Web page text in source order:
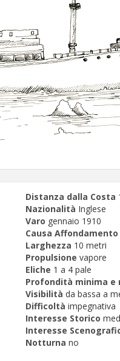
Distanza dalla Costa
Nazionalità Inglese
Varo gennaio 1910
Causa Affondamento
Larghezza 10 metri
Propulsione vapore
Eliche 1 a 4 pale
Profondità minima e
Visibilità da bassa a
Difficoltà impegnativa
Interesse Storico
Interesse
Notturna no